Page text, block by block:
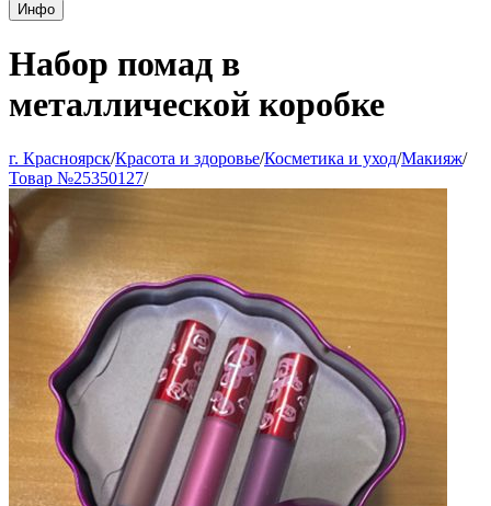
Инфо
Набор помад в
металлической коробке
г. Красноярск/Красота и здоровье/Косметика и уход/Макияж/
Товар №25350127/